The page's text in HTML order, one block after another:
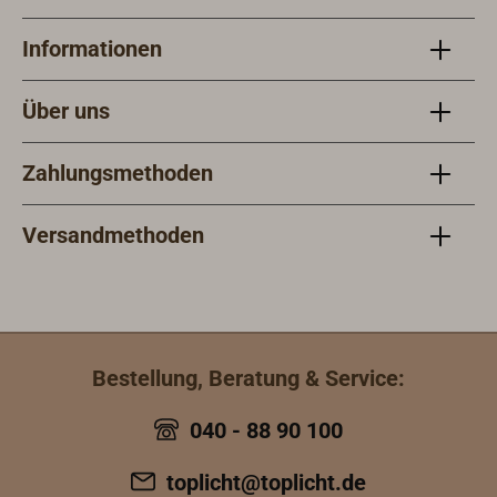
unsere
passenden
Informationen
Über uns
Zahlungsmethoden
Versandmethoden
Bestellung, Beratung & Service:
040 - 88 90 100
toplicht@toplicht.de